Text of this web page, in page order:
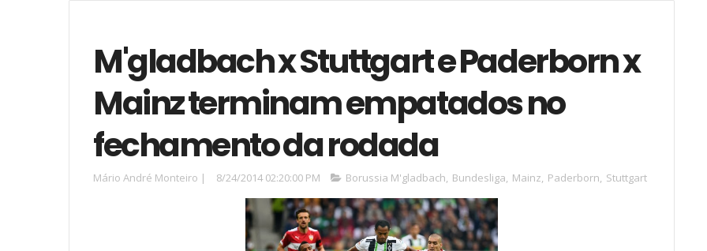
M'gladbach x Stuttgart e Paderborn x
Mainz terminam empatados no
fechamento da rodada
Mário André Monteiro | 8/24/2014 02:20:00 PM Borussia M'gladbach, Bundesliga, Mainz, Paderborn, Stuttgart